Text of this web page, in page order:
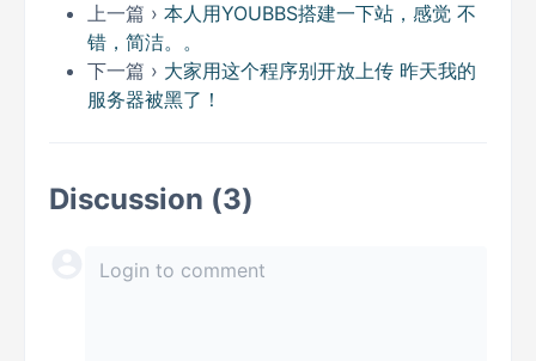
上一篇 › 本人用YOUBBS搭建一下站，感觉 不
错，简洁。。
下一篇 › 大家用这个程序别开放上传 昨天我的
服务器被黑了！
Discussion (3)